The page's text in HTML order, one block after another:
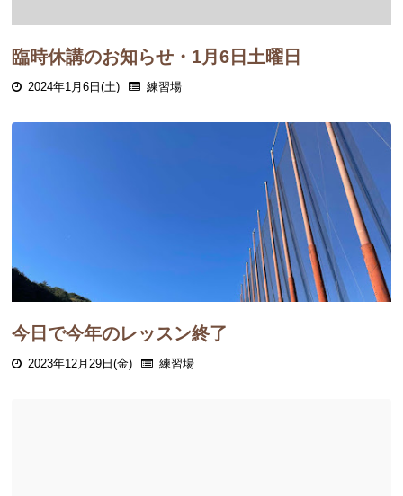
臨時休講のお知らせ・1月6日土曜日
2024年1月6日(土) 練習場
今日で今年のレッスン終了
2023年12月29日(金) 練習場